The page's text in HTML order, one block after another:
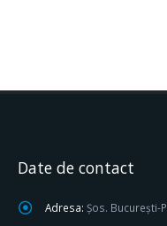
Date de contact
Adresa: Șos. București-